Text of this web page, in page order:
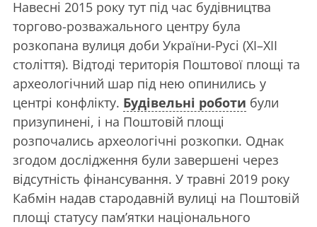
Навесні 2015 року тут під час будівництва
торгово-розважального центру була
розкопана вулиця доби України-Русі (ХI–XII
століття). Відтоді територія Поштової площі та
археологічний шар під нею опинились у
центрі конфлікту. Будівельні роботи були
призупинені, і на Поштовій площі
розпочались археологічні розкопки. Однак
згодом дослідження були завершені через
відсутність фінансування. У травні 2019 року
Кабмін надав стародавній вулиці на Поштовій
площі статусу пам’ятки національного